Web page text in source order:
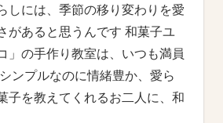
しには、季節の移り変わりを愛
があると思うんです 和菓子ユ
」の手作り教室は、いつも満員
ンプルなのに情緒豊か、愛ら
子を教えてくれるお二人に、和